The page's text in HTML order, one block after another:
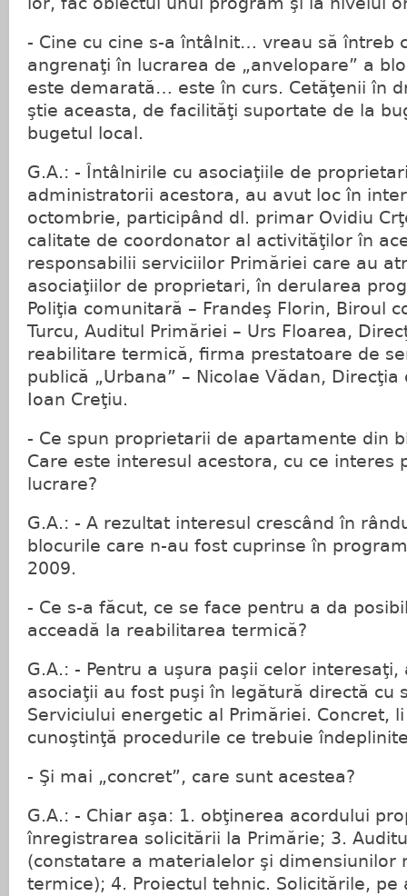
- Cine cu cine s-a întâlnit… vreau să întreb
angrenaţi în lucrarea de „anvelopare” a
este demarată… este în curs. Cetăţenii în
ştie aceasta, de facilităţi suportate de la
bugetul local.
G.A.: - Întâlnirile cu asociaţiile de
administratorii acestora, au avut loc în
octombrie, participând dl. primar Ovidiu
calitate de coordonator al activităţilor în
responsabilii serviciilor Primăriei care au
asociaţiilor de proprietari, în derularea
Poliţia comunitară – Frandeş Florin, Biroul
Turcu, Auditul Primăriei – Urs Floarea,
reabilitare termică, firma prestatoare de
publică „Urbana” – Nicolae Vădan, Direcţia
Ioan Creţiu.
- Ce spun proprietarii de apartamente din
Care este interesul acestora, cu ce interes
lucrare?
G.A.: - A rezultat interesul crescând în
blocurile care n-au fost cuprinse în
2009.
- Ce s-a făcut, ce se face pentru a da
acceadă la reabilitarea termică?
G.A.: - Pentru a uşura paşii celor
asociaţii au fost puşi în legătură directă cu
Serviciului energetic al Primăriei. Concret,
cunoştinţă procedurile ce trebuie
- Şi mai „concret”, care sunt acestea?
G.A.: - Chiar aşa: 1. obţinerea acordului
înregistrarea solicitării la Primărie; 3.
(constatare a materialelor şi dimensiunilor
termice); 4. Proiectul tehnic. Solicitările, pe